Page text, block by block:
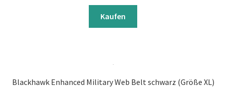
Kaufen
Blackhawk Enhanced Military Web Belt schwarz (Größe XL)